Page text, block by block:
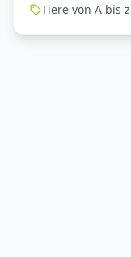
Tiere von A bis z